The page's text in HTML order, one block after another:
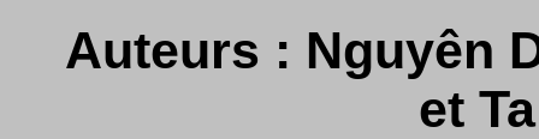
Auteurs : Nguyên
et